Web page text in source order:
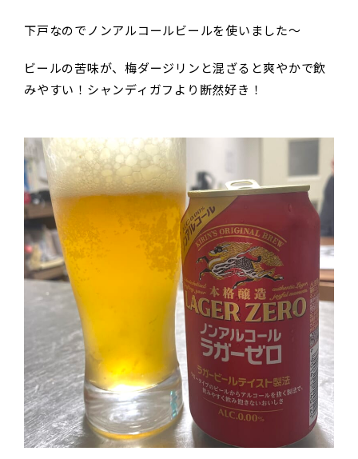
下戸なのでノンアルコールビールを使いました〜
ビールの苦味が、梅ダージリンと混ざると爽やかで飲
みやすい！シャンディガフより断然好き！